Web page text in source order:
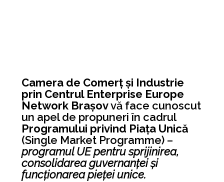
Camera de Comerţ şi Industrie
prin Centrul Enterprise Europe
Network Braşovvă face cunoscut
un apel de propuneri în cadrul
Programului privind Piața Unică
(Single Market Programme) –
programul UE pentru sprijinirea,
consolidarea guvernanței și
funcționarea pieței unice.